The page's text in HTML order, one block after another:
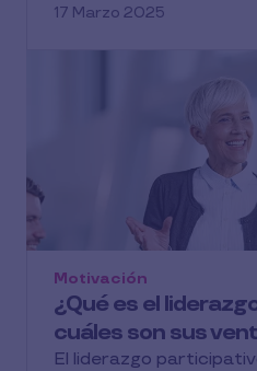
17 Marzo 2025
¿Qué es el
cuáles son sus
Motivación
El liderazgo